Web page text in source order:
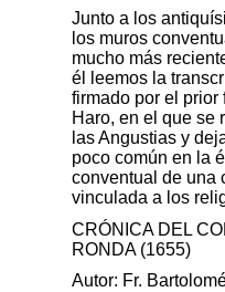
Junto a los
los muros
mucho más
él leemos la
firmado por el prior
Haro, en el que se
las Angustias y
poco común en la
conventual de una
vinculada a los
CRÓNICA DEL
RONDA (1655)
Autor: Fr.